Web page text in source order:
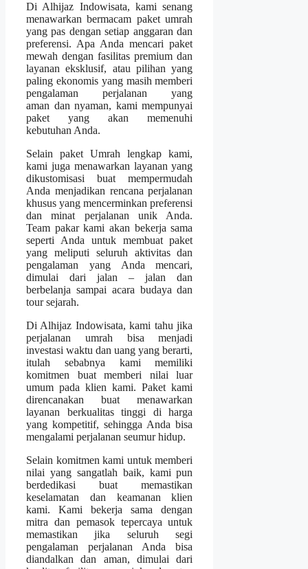
Di Alhijaz Indowisata, kami senang
menawarkan bermacam paket umrah
yang pas dengan setiap anggaran dan
preferensi. Apa Anda mencari paket
mewah dengan fasilitas premium dan
layanan eksklusif, atau pilihan yang
paling ekonomis yang masih memberi
pengalaman perjalanan yang
aman dan nyaman, kami mempunyai
paket yang akan memenuhi
kebutuhan Anda.
Selain paket Umrah lengkap kami,
kami juga menawarkan layanan yang
dikustomisasi buat mempermudah
Anda menjadikan rencana perjalanan
khusus yang mencerminkan preferensi
dan minat perjalanan unik Anda.
Team pakar kami akan bekerja sama
seperti Anda untuk membuat paket
yang meliputi seluruh aktivitas dan
pengalaman yang Anda mencari,
dimulai dari jalan – jalan dan
berbelanja sampai acara budaya dan
tour sejarah.
Di Alhijaz Indowisata, kami tahu jika
perjalanan umrah bisa menjadi
investasi waktu dan uang yang berarti,
itulah sebabnya kami memiliki
komitmen buat memberi nilai luar
umum pada klien kami. Paket kami
direncanakan buat menawarkan
layanan berkualitas tinggi di harga
yang kompetitif, sehingga Anda bisa
mengalami perjalanan seumur hidup.
Selain komitmen kami untuk memberi
nilai yang sangatlah baik, kami pun
berdedikasi buat memastikan
keselamatan dan keamanan klien
kami. Kami bekerja sama dengan
mitra dan pemasok tepercaya untuk
memastikan jika seluruh segi
pengalaman perjalanan Anda bisa
diandalkan dan aman, dimulai dari